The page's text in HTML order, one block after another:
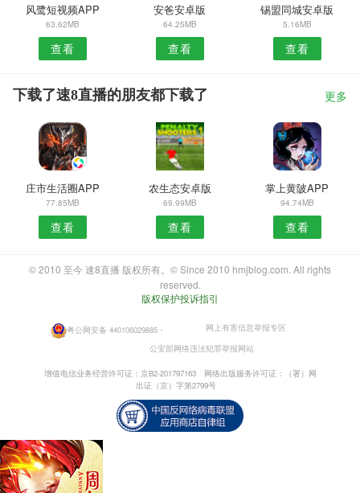
风鹭短视频APP
63.62MB
查看
安爸安卓版
64.25MB
查看
锡盟同城安卓版
5.16MB
查看
下载了速8直播的朋友都下载了 更多
庄市生活圈APP
77.85MB
查看
农生态安卓版
69.99MB
查看
掌上黄陂APP
94.74MB
查看
© 2010 至今 速8直播 版权所有。© Since 2010 hmjblog.com. All rights
reserved.
版权保护投诉指引
粤公网安备 440106029885・
网上有害信息举报专区
公安部网络违法犯罪举报网站
增值电信业务经营许可证：京B2-201797163
网络出版服务许可证：（署）网
出证（京）字第2799号